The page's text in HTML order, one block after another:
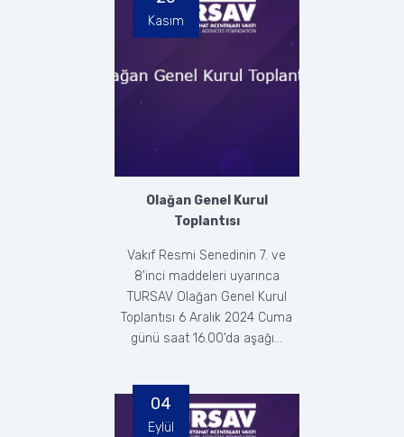
Olağan Genel Kurul
Toplantısı
Vakıf Resmi Senedinin 7. ve
8'inci maddeleri uyarınca
TURSAV Olağan Genel Kurul
Toplantısı 6 Aralık 2024 Cuma
günü saat 16.00'da aşağı...
Kasım
04
Eylül